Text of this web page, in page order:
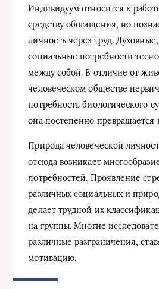
Индивидуум относится к
средству обогащения, но
личность через труд.
социальные потребности
между собой. В отличие от
человеческом обществе
потребность биологического
она постепенно превращается
Природа человеческой
отсюда возникает
потребностей. Проявление
различных социальных и
делает трудной их
на группы. Многие
различные разграничения,
мотивацию.